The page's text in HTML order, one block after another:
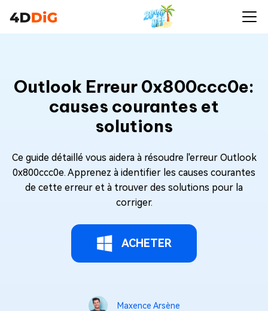
Outlook Erreur 0x800ccc0e:
causes courantes et
solutions
Ce guide détaillé vous aidera à résoudre l'erreur Outlook
0x800ccc0e. Apprenez à identifier les causes courantes
de cette erreur et à trouver des solutions pour la
corriger.
ACHETER
Maxence Arsène